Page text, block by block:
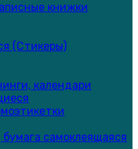
книжки
(Стикеры)
календари
самоклеящаяся